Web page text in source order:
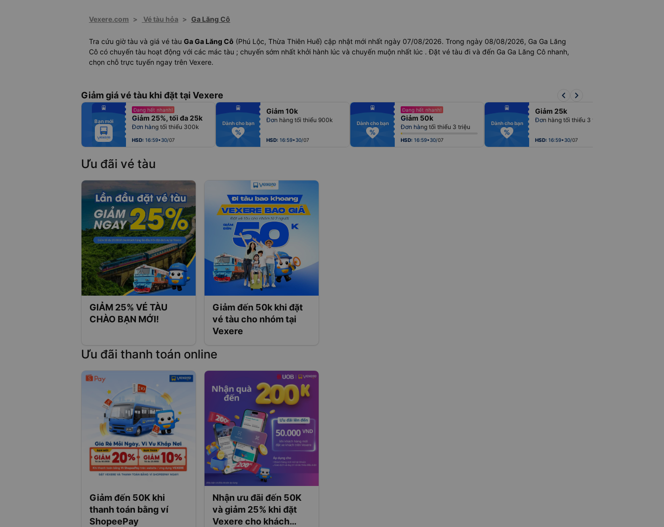
Vexere.com > Vé tàu hỏa > Ga Lăng Cô
Tra cứu giờ tàu và giá vé tàu Ga Ga Lăng Cô (Phú Lộc, Thừa Thiên Huế) cập nhật mới nhất ngày 07/08/2026. Trong ngày 08/08/2026, Ga Ga Lăng
Cô có chuyến tàu hoạt động với các mác tàu ; chuyến sớm nhất khởi hành lúc và chuyến muộn nhất lúc . Đặt vé tàu đi và đến Ga Ga Lăng Cô nhanh,
chọn chỗ trực tuyến ngay trên Vexere.
Giảm giá vé tàu khi đặt tại Vexere keyboard_arrow_left keyboard_arrow_right
fiber_manual_record
fiber_manual_record
fiber_manual_record
fiber_manual_record
fiber_manual_record
fiber_manual_record
fiber_manual_record
Bạn mới
Đang hết nhanh!
Giảm 25%, tối đa 25k
Đơn hàng tối thiểu 300k
HSD: 16:59•30/07
fiber_manual_record
fiber_manual_record
fiber_manual_record
fiber_manual_record
fiber_manual_record
fiber_manual_record
fiber_manual_record
Dành cho bạn
Giảm 10k
Đơn hàng tối thiểu 900k
HSD: 16:59•30/07
fiber_manual_record
fiber_manual_record
fiber_manual_record
fiber_manual_record
fiber_manual_record
fiber_manual_record
fiber_manual_record
Dành cho bạn
Đang hết nhanh!
Giảm 50k
Đơn hàng tối thiểu 3 triệu
HSD: 16:59•30/07
fiber_manual_record
fiber_manual_record
fiber_manual_record
fiber_manual_record
fiber_manual_record
fiber_manual_record
fiber_manual_record
Dành cho bạn
Giảm 25k
Đơn hàng tối thiểu 3 triệu
HSD: 16:59•30/07
Ưu đãi vé tàu
GIẢM 25% VÉ TÀU
CHÀO BẠN MỚI!
Giảm đến 50k khi đặt
vé tàu cho nhóm tại
Vexere
Ưu đãi thanh toán online
Giảm đến 50K khi
thanh toán bằng ví
ShopeePay
Nhận ưu đãi đến 50K
và giảm 25% khi đặt
Vexere cho khách